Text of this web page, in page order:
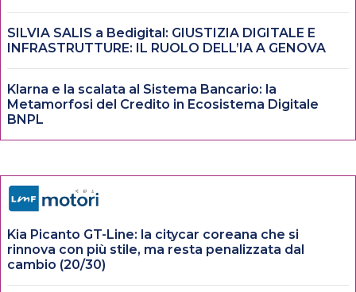
SILVIA SALIS a Bedigital: GIUSTIZIA DIGITALE E
INFRASTRUTTURE: IL RUOLO DELL’IA A GENOVA
Klarna e la scalata al Sistema Bancario: la
Metamorfosi del Credito in Ecosistema Digitale
BNPL
Kia Picanto GT-Line: la citycar coreana che si
rinnova con più stile, ma resta penalizzata dal
cambio (20/30)